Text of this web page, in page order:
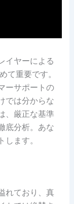
イヤーによる
重要です。
ーサポートの
では分からな
、厳正な基準
底分析。あな
ます。
れており、真